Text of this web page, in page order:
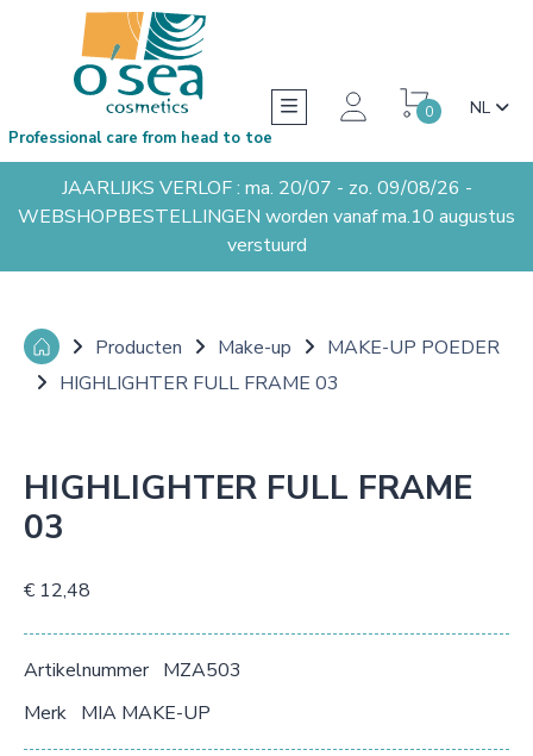
0 NL
Professional care from head to toe
JAARLIJKS VERLOF : ma. 20/07 - zo. 09/08/26 -
WEBSHOPBESTELLINGEN worden vanaf ma.10 augustus
verstuurd
Producten Make-up
MAKE-UP POEDER
HIGHLIGHTER FULL FRAME 03
HIGHLIGHTER FULL FRAME
03
€ 12,48
Artikelnummer MZA503
Merk MIA MAKE-UP